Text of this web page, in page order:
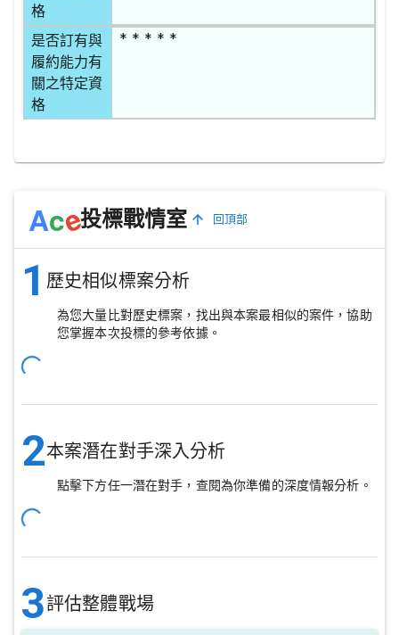
格
是否訂有與
履約能力有
關之特定資
格
* * * * *
Ace投標戰情室 回頂部
1 歷史相似標案分析
為您大量比對歷史標案，找出與本案最相似的案件，協助
您掌握本次投標的參考依據。
2本案潛在對手深入分析
點擊下方任一潛在對手，查閱為你準備的深度情報分析。
3評估整體戰場